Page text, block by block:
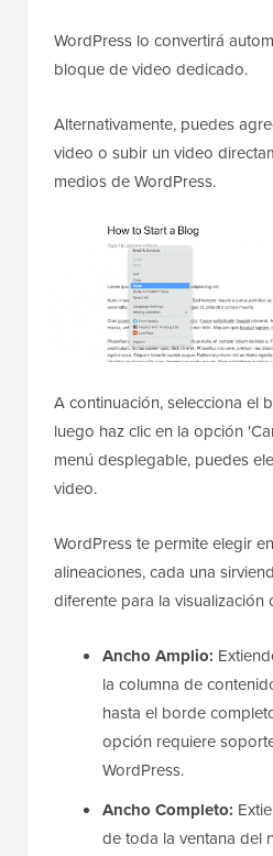
WordPress lo convertirá
bloque de video dedicado.
Alternativamente, puedes
video o subir un video
medios de WordPress.
A continuación, selecciona el
luego haz clic en la opción
menú desplegable, puedes
video.
WordPress te permite elegir
alineaciones, cada una
diferente para la visualización
Ancho Amplio:
la columna de
hasta el borde
opción requiere
WordPress.
Ancho Completo:
de toda la ventana del